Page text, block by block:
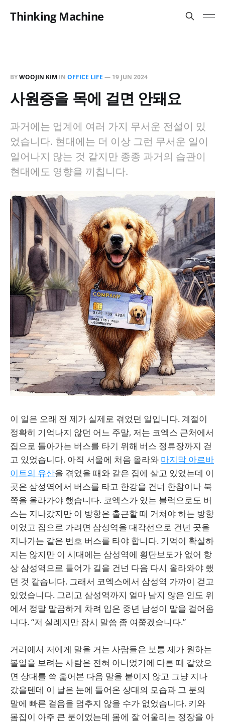
Thinking Machine
BYWOOJIN KIM IN OFFICE LIFE — 19 JUN 2024
사원증을 목에 걸면 안돼요
과거에는 업계에 여러 가지 무서운 전설이 있
었습니다. 현대에는 더 이상 그런 무서운 일이
일어나지 않는 것 같지만 종종 과거의 습관이
현대에도 영향을 끼칩니다.
이 일은 오래 전 제가 실제로 겪었던 일입니다. 계절이
정확히 기억나지 않던 어느 주말, 저는 코엑스 근처에서
집으로 돌아가는 버스를 타기 위해 버스 정류장까지 걷
고 있었습니다. 아직 서울에 처음 올라와 마지막 아르바
이트의 유산을 겪었을 때와 같은 집에 살고 있었는데 이
곳은 삼성역에서 버스를 타고 한강을 건너 한참이나 북
쪽을 올라가야 했습니다. 코엑스가 있는 블럭으로도 버
스는 지나갔지만 이 방향은 출근할 때 거쳐야 하는 방향
이었고 집으로 가려면 삼성역을 대각선으로 건넌 곳을
지나가는 같은 번호 버스를 타야 합니다. 기억이 확실하
지는 않지만 이 시대에는 삼성역에 횡단보도가 없어 항
상 삼성역으로 들어가 길을 건넌 다음 다시 올라와야 했
던 것 같습니다. 그래서 코엑스에서 삼성역 가까이 걷고
있었습니다. 그리고 삼성역까지 얼마 남지 않은 인도 위
에서 정말 말끔하게 차려 입은 중년 남성이 말을 걸어옵
니다. “저 실례지만 잠시 말씀 좀 여쭙겠습니다.”
거리에서 저에게 말을 거는 사람들은 보통 제가 원하는
볼일을 보려는 사람은 전혀 아니었기에 다른 때 같았으
면 상대를 쓱 훑어본 다음 말을 붙이지 않고 그냥 지나
갔을텐데 이 날은 눈에 들어온 상대의 모습과 그 분의
말에 빠른 걸음을 멈추지 않을 수가 없었습니다. 키와
몸집이 아주 큰 분이었는데 몸에 잘 어울리는 정장을 아